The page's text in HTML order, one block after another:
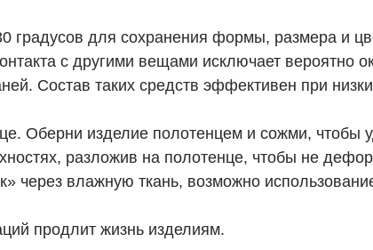
градусов для сохранения формы, размера и
с другими вещами исключает вероятно
Состав таких средств эффективен при
Оберни изделие полотенцем и сожми, чтобы
разложив на полотенце, чтобы не
влажную ткань, возможно
продлит жизнь изделиям.